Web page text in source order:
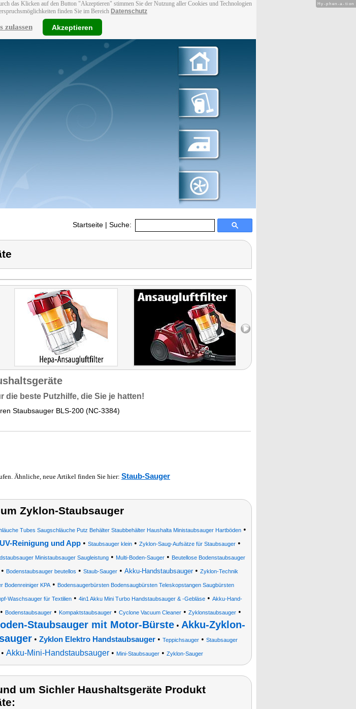
das Klicken auf den Button "Akzeptieren" stimmen Sie der Nutzung aller Cookies und Technologien
finden Sie im Bereich Datenschutz
zulassen Akzeptieren
Startseite | Suche:
die beste Putzhilfe, die Sie je hatten!
Staubsauger BLS-200 (NC-3384)
Ähnliche, neue Artikel finden Sie hier: Staub-Sauger
Zyklon-Staubsauger
Tubes Saugschläuche Putz Behälter Staubbehälter Haushalta Ministaubsauger Hartböden •
Reinigung und App • Staubsauger klein • Zyklon-Saug-Aufsätze für Staubsauger •
Ministaubsauger Saugleistung• Multi-Boden-Sauger• Beutellose Bodenstaubsauger
Bodenstaubsauger beutellos • Staub-Sauger• Akku-Handstaubsauger• Zyklon-Technik
Bodenreiniger KPA• Bodensaugerbürsten Bodensaugbürsten Teleskopstangen Saugbürsten
Waschsauger für Textilien• 4in1 Akku Mini Turbo Handstaubsauger & -Gebläse• Akku-Hand-
• Bodenstaubsauger • Kompaktstaubsauger • Cyclone Vacuum Cleaner • Zyklonstaubsauger •
Staubsauger mit Motor-Bürste• Akku-Zyklon-
• Zyklon Elektro Handstaubsauger• Teppichsauger• Staubsauger
Akku-Mini-Handstaubsauger• Mini-Staubsauger• Zyklon-Sauger
um Sichler Haushaltsgeräte Produkt
Hy-phen-a-tion